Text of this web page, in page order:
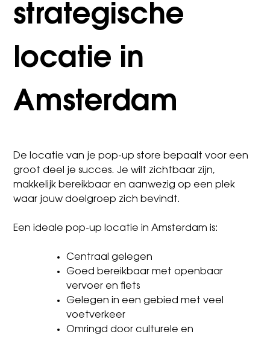
strategische
locatie in
Amsterdam
De locatie van je pop-up store bepaalt voor een
groot deel je succes. Je wilt zichtbaar zijn,
makkelijk bereikbaar en aanwezig op een plek
waar jouw doelgroep zich bevindt.
Een ideale pop-up locatie in Amsterdam is:
Centraal gelegen
Goed bereikbaar met openbaar
vervoer en fiets
Gelegen in een gebied met veel
voetverkeer
Omringd door culturele en